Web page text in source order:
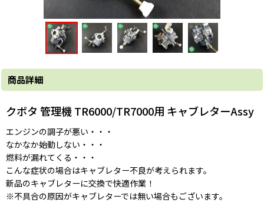
商品詳細
クボタ 管理機 TR6000/TR7000用 キャブレターAssy
エンジンの調子が悪い・・・
なかなか始動しない・・・
燃料が漏れてくる・・・
こんな症状の場合はキャブレター不良が考えられます。
新品のキャブレターに交換で快適作業！
※不具合の原因がキャブレターでは無い場合もございます。